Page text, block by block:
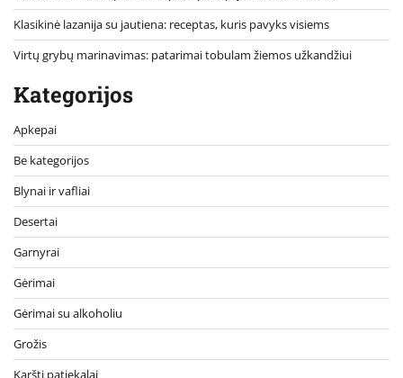
Klasikinė lazanija su jautiena: receptas, kuris pavyks visiems
Virtų grybų marinavimas: patarimai tobulam žiemos užkandžiui
Kategorijos
Apkepai
Be kategorijos
Blynai ir vafliai
Desertai
Garnyrai
Gėrimai
Gėrimai su alkoholiu
Grožis
Karšti patiekalai